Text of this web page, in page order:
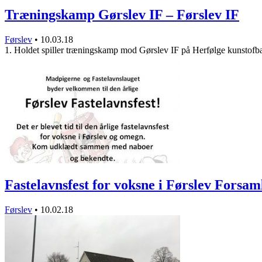
Træningskamp Gørslev IF – Førslev IF
Førslev • 10.03.18
1. Holdet spiller træningskamp mod Gørslev IF på Herfølge
Fastelavnsfest for voksne i Førslev
Førslev • 10.02.18